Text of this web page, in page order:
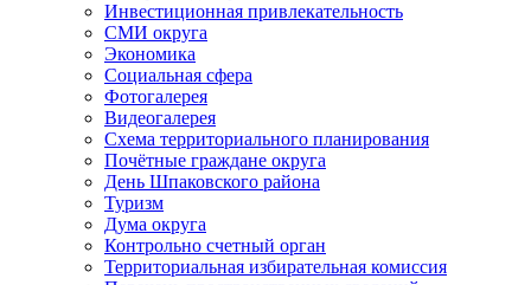
Инвестиционная привлекательность
СМИ округа
Экономика
Социальная сфера
Фотогалерея
Видеогалерея
Схема территориального планирования
Почётные граждане округа
День Шпаковского района
Туризм
Дума округа
Контрольно счетный орган
Территориальная избирательная комиссия